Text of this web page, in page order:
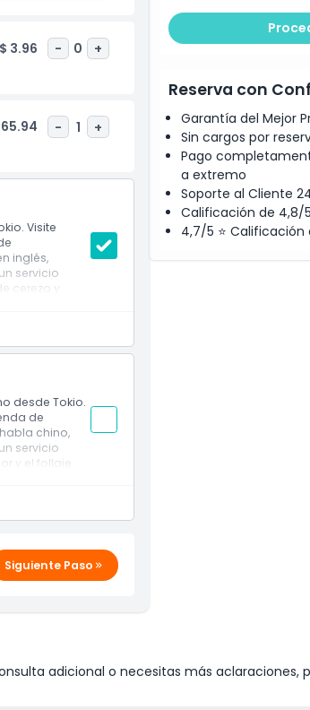
3.96 - 0 +
65.94 - 1 +
Visite
inglés,
servicio
cerezo y
desde Tokio.
de
chino,
servicio
y el follaje
Siguiente Paso
Reserva con
Garantía del Mejor
Sin cargos por
Pago
a extremo
Soporte al Cliente
Calificación de 4,8/
4,7/5 ⭐ Calificación
adicional o necesitas más